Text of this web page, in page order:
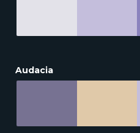
Audacia